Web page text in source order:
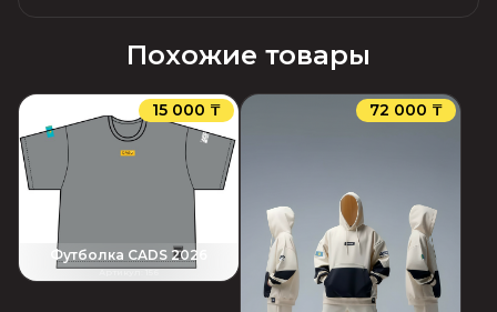
Похожие товары
15 000 ₸
Футболка CADS 2026
Артикул:156
72 000 ₸